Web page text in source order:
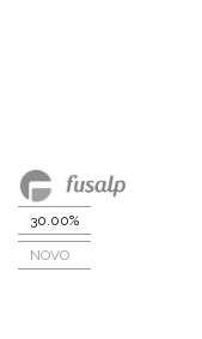
30.00%
NOVO